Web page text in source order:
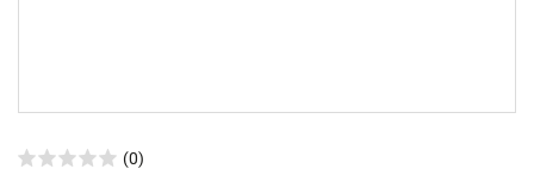
(0)